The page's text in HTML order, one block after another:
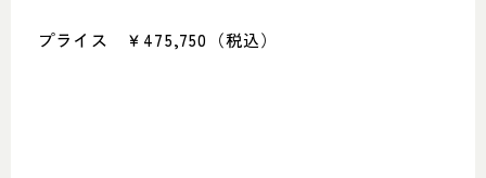
プライス ￥475,750（税込）